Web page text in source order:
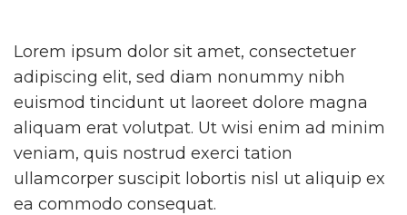
Lorem ipsum dolor sit amet, consectetuer
adipiscing elit, sed diam nonummy nibh
euismod tincidunt ut laoreet dolore magna
aliquam erat volutpat. Ut wisi enim ad minim
veniam, quis nostrud exerci tation
ullamcorper suscipit lobortis nisl ut aliquip ex
ea commodo consequat.